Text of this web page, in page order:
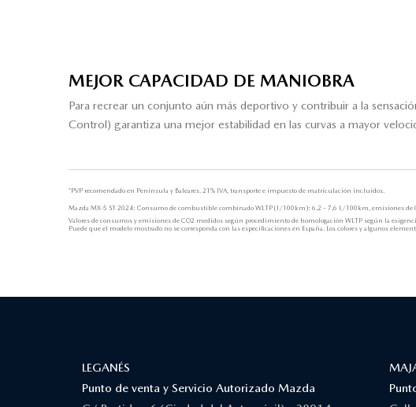
MEJOR CAPACIDAD DE MANIOBRA
Para recrear un conjunto aún más deportivo y contribuir a la
Control) garantiza una mejor estabilidad en las curvas a mayor
*PVP recomendado en Península y Baleares. 21% IVA, transporte e impuesto de matriculación incluídos.
Mazda MX-5 ST 2024: Consumo de combustible combinado WLTP (l/100km): 6,2 – 7,6 L/100km, emisiones
Valores de consumos y emisiones de CO2 medidos según procedimiento de homologación WLTP según la
Puede que el modelo mostrado no se corresponda con las especificaciones en España. Los colores y algunos
LEGANÉS
Punto de venta y Servicio Autorizado Mazda